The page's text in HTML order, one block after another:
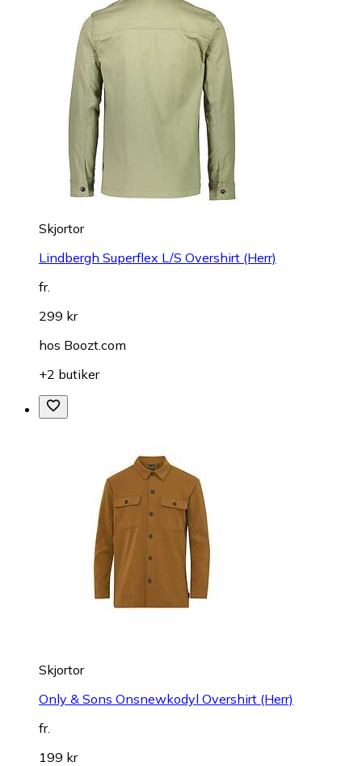
Skjortor
Lindbergh Superflex L/S Overshirt (Herr)
fr.
299 kr
hos Boozt.com
+2 butiker
Skjortor
Only & Sons Onsnewkodyl Overshirt (Herr)
fr.
199 kr